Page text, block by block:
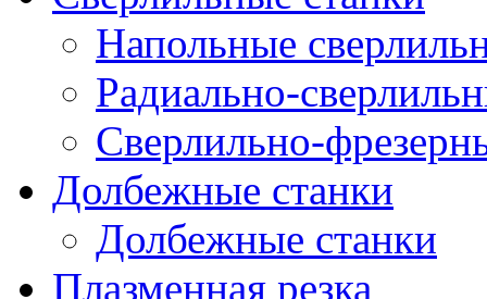
Напольные
Радиально-
Сверлильно-
Долбежные станки
Долбежные станки
Плазменная резка